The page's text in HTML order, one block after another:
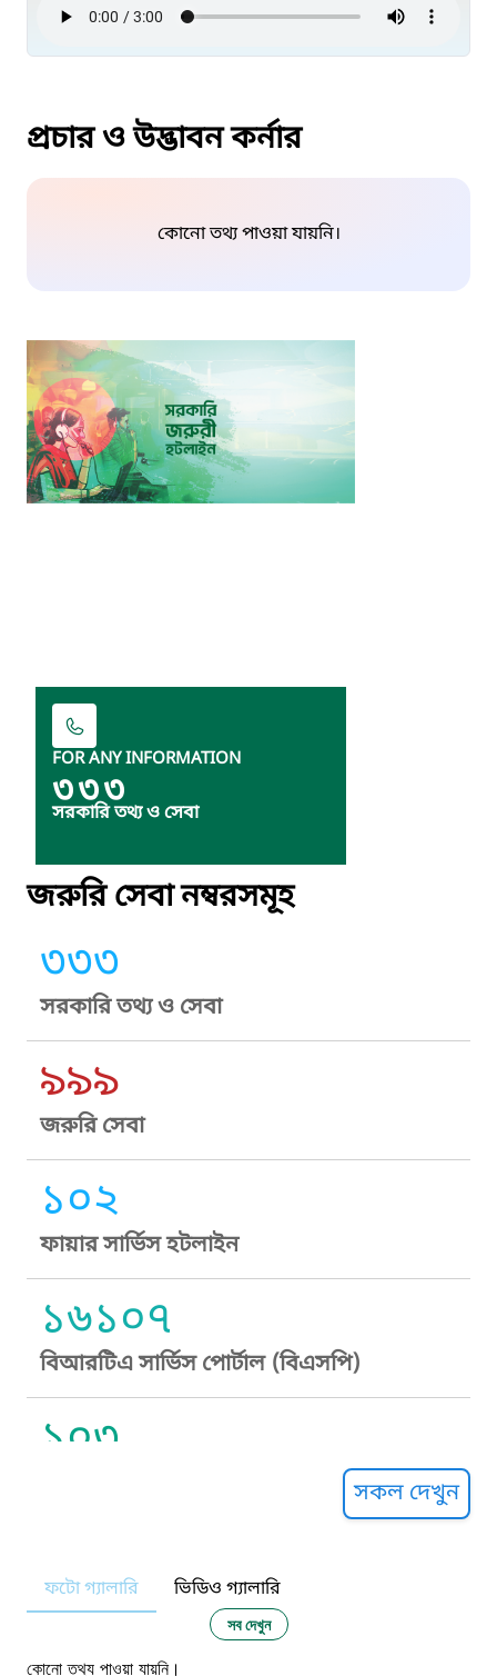
প্রচার ও উদ্ভাবন কর্নার
কোনো তথ্য পাওয়া যায়নি।
FOR ANY INFORMATION
৩৩৩
সরকারি তথ্য ও সেবা
জরুরি সেবা নম্বরসমূহ
৩৩৩
সরকারি তথ্য ও সেবা
৯৯৯
জরুরি সেবা
১০২
ফায়ার সার্ভিস হটলাইন
১৬১০৭
বিআরটিএ সার্ভিস পোর্টাল (বিএসপি)
১০৩
নারী ও শিশু নির্যাতন প্রতিরোধ
সকল দেখুন
ফটো গ্যালারি ভিডিও গ্যালারি
সব দেখুন
কোনো তথ্য পাওয়া যায়নি।